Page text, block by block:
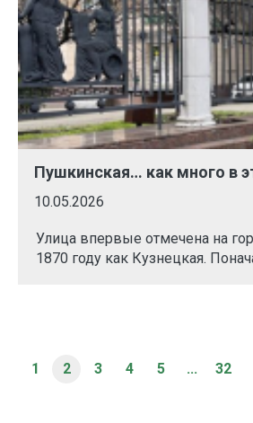
Пушкинская… как много в
10.05.2026
Улица впервые отмечена на
1870 году как Кузнецкая.
1 2 3 4 5 ... 32